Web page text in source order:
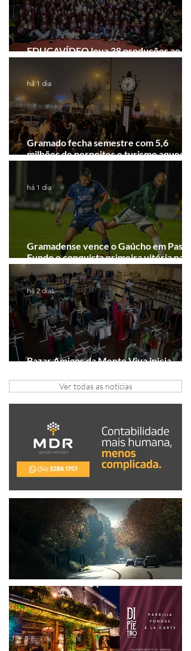
EDUCAVÍDEO leva 38 produções ao
Festival de Cinema de Gramado
Gramado fecha semestre com 5,6
milhões de pernoites e turismo
Junho desponta!
há 1 dia
Gramadense vence o Gaúcho em Passo
Fundo e conquista primeira vitória na
Série A2
há 1 dia
Bazar Amigos da Mente Viva inicia
há 2 dias
Ver todas as notícias